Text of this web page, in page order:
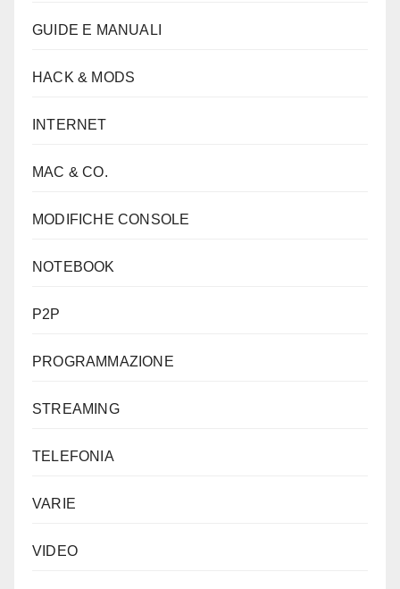
GUIDE E MANUALI
HACK & MODS
INTERNET
MAC & CO.
MODIFICHE CONSOLE
NOTEBOOK
P2P
PROGRAMMAZIONE
STREAMING
TELEFONIA
VARIE
VIDEO